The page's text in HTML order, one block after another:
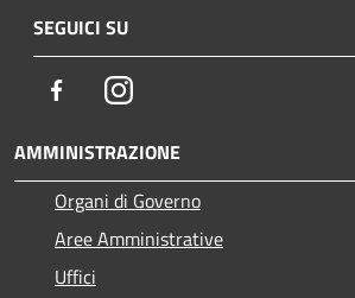
SEGUICI SU
FacebookInstagram
AMMINISTRAZIONE
Organi di Governo
Aree Amministrative
Uffici